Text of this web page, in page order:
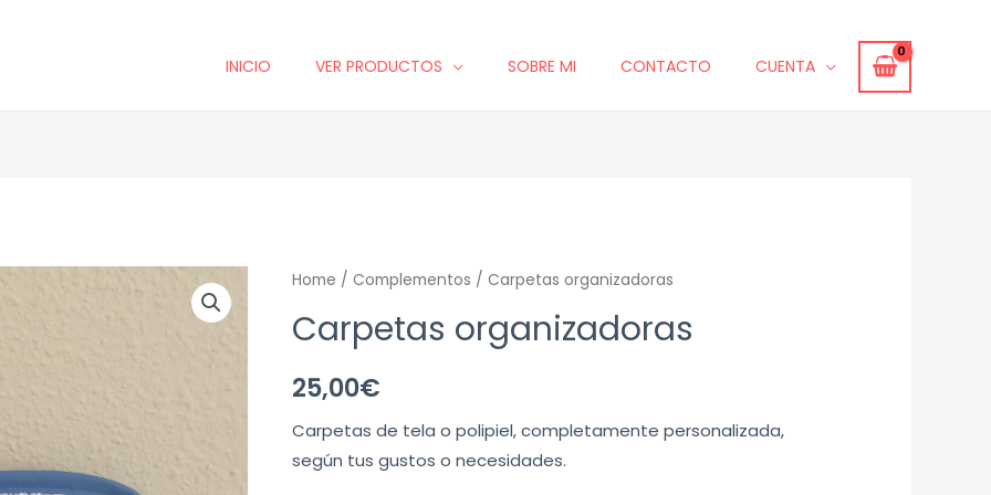
INICIO VER PRODUCTOS SOBRE MI CONTACTO CUENTA
Home / Complementos / Carpetas organizadoras
Carpetas organizadoras
25,00€
Carpetas de tela o polipiel, completamente personalizada,
según tus gustos o necesidades.
Minus
Carpetas
quantity
Plus